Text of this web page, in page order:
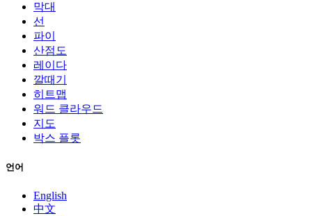
막대
선
파이
산점도
레이다
깔때기
히트맵
워드 클라우드
지도
박스 플롯
언어
English
中文